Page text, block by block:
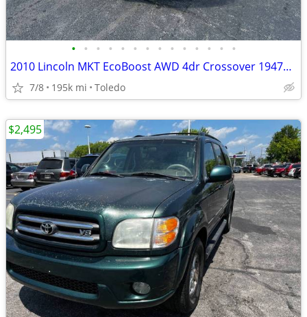
• • • • • • • • • • • • • •
2010 Lincoln MKT EcoBoost AWD 4dr Crossover 194787 Miles
7/8 195k mi Toledo
$2,495